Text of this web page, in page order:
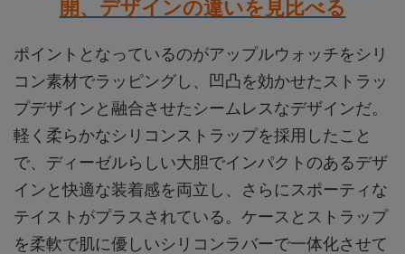
開、デザインの違いを見比べる
ポイントとなっているのがアップルウォッチをシリ
コン素材でラッピングし、凹凸を効かせたストラッ
プデザインと融合させたシームレスなデザインだ。
軽く柔らかなシリコンストラップを採用したこと
で、ディーゼルらしい大胆でインパクトのあるデザ
インと快適な装着感を両立し、さらにスポーティな
テイストがプラスされている。ケースとストラップ
を柔軟で肌に優しいシリコンラバーで一体化させて